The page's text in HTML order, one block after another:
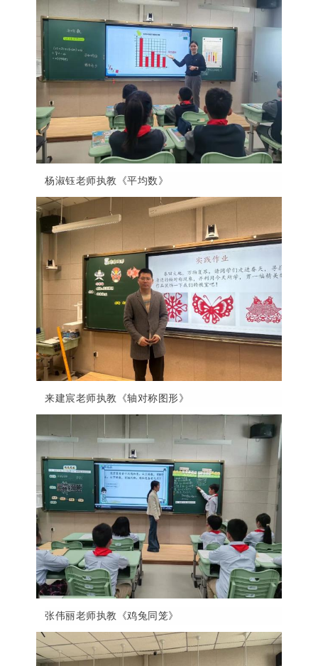
杨淑钰老师执教《平均数》
来建宸老师执教《轴对称图形》
张伟丽老师执教《鸡兔同笼》